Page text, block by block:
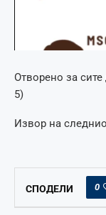
Oтворено за
5)
Извор на
СПОДЕЛИ 0